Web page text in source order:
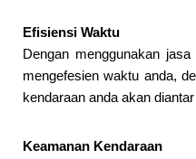
Efisiensi Waktu
Dengan menggunakan
mengefesien waktu anda,
kendaraan anda akan
Keamanan Kendaraan